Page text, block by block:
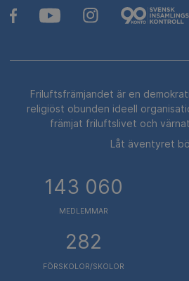
Friluftsfrämjandet är en
religiöst obunden ideell
främjat friluftslivet och
Låt äventyret
143 060
MEDLEMMAR
282
FÖRSKOLOR/SKOLOR